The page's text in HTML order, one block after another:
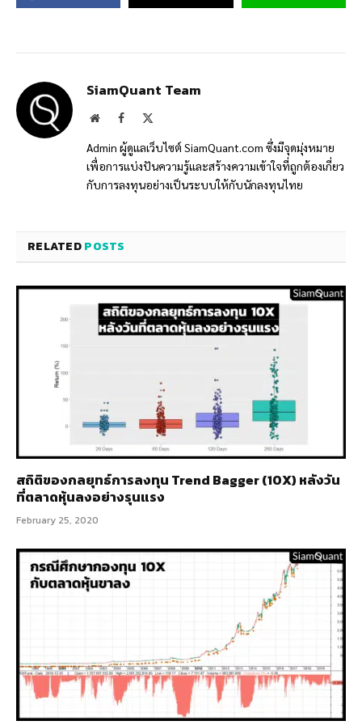
SiamQuant Team
WebsiteFacebook
Admin ผู้ดูแลเว็บไซต์ SiamQuant.com ซึ่งมีจุดมุ่งหมาย
เพื่อการแบ่งปันความรู้และสร้างความเข้าใจที่ถูกต้องเกี่ยว
กับการลงทุนอย่างเป็นระบบให้กับนักลงทุนไทย
RELATEDPOSTS
สถิติของกลยุทธ์การลงทุน Trend Bagger (10X) หลังวัน
ที่ตลาดหุ้นลงอย่างรุนแรง
February 25, 2020